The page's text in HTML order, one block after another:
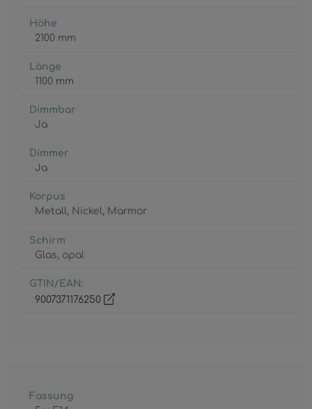
Höhe
2100 mm
Länge
1100 mm
Dimmbar
Ja
Dimmer
Ja
Korpus
Metall, Nickel, Marmor
Schirm
Glas, opal
GTIN/EAN:
9007371176250
Fassung